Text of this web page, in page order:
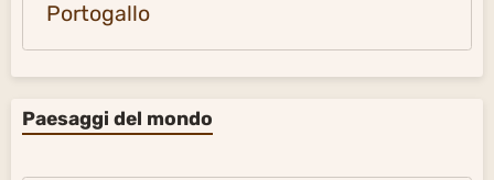
Portogallo
Paesaggi del mondo